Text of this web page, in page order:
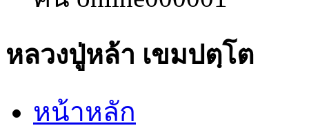
หลวงปู่หล้า เขมปตฺโต
หน้าหลัก